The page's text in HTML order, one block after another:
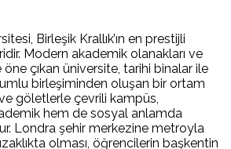
Birleşik Krallık’ın en prestijli
Modern akademik olanakları ve
çıkan üniversite, tarihi binalar ile
birleşiminden oluşan bir ortam
göletlerle çevrili kampüs,
hem de sosyal anlamda
Londra şehir merkezine metroyla
olması, öğrencilerin başkentin